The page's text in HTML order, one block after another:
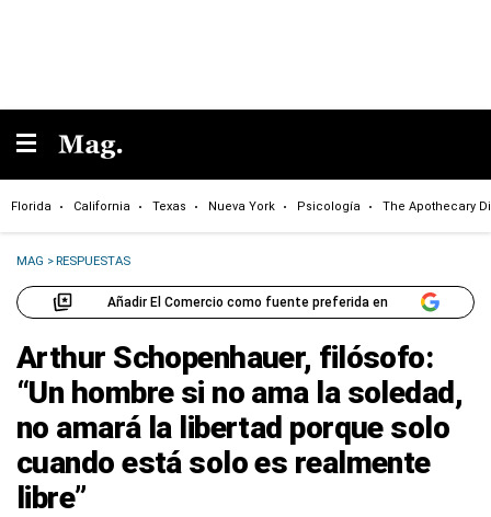
Florida California Texas Nueva York Psicología The Apothecary
MAG >RESPUESTAS
Añadir El Comercio como fuente preferida en
Arthur Schopenhauer, filósofo:
“Un hombre si no ama la soledad,
no amará la libertad porque solo
cuando está solo es realmente
libre”